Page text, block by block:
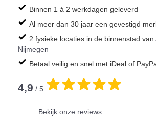
Binnen 1 á 2 werkdagen geleverd
Al meer dan 30 jaar een gevestigd
2 fysieke locaties in de binnenstad van
Nijmegen
Betaal veilig en snel met iDeal of
4,9 / 5 .
Bekijk onze reviews